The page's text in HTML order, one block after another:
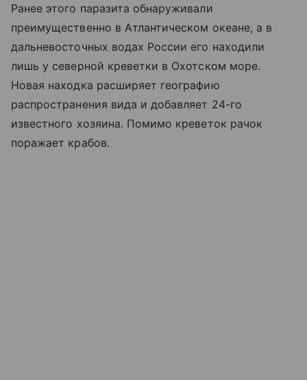
Ранее этого паразита обнаруживали
преимущественно в Атлантическом океане, а в
дальневосточных водах России его находили
лишь у северной креветки в Охотском море.
Новая находка расширяет географию
распространения вида и добавляет 24-го
известного хозяина. Помимо креветок рачок
поражает крабов.